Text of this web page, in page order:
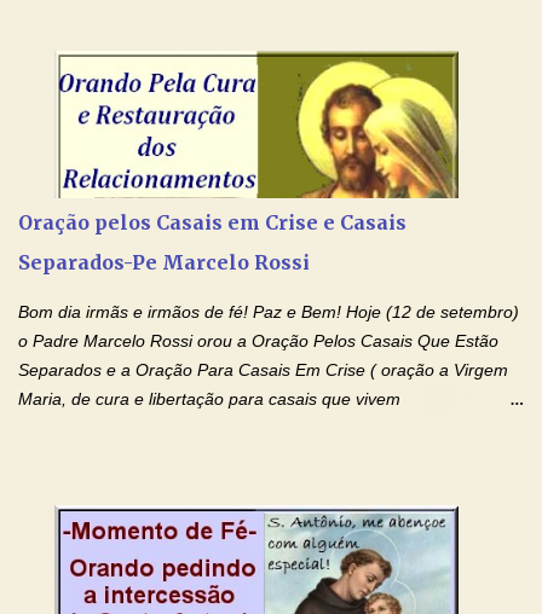
Senhor Jesus Cristo, vosso Filho, na unidade do Espírito Santo.
Amém. Novena a Nhá Chica (Oração para obter os favores
celestiais através da intercessão da Serva de Deus Nhá Chica)
(Rezar durante nove dias seguidos ou intercalados) Nhá Chica,
recorro a vós como intercessora entre a Bondade Divina e as
entregueis nas mãos do Santíssimo o meu pedido urgente (Fazer
o pedido). Acolhei, Nhá Chica, no vosso coração bondoso as
Oração pelos Casais em Crise e Casais
Separados-Pe Marcelo Rossi
Bom dia irmãs e irmãos de fé! Paz e Bem! Hoje (12 de setembro)
o Padre Marcelo Rossi orou a Oração Pelos Casais Que Estão
Separados e a Oração Para Casais Em Crise ( oração a Virgem
Maria, de cura e libertação para casais que vivem
no programa de rádio Momento de Fé, pela cura dos
relacionamentos. Seu relacionamento está doente? Você está
sofrendo? Então ouça o Momento de Fé e entre nesta corrente
de orações abençoadas, d eixe o Amor Ágape de Jesus curar e